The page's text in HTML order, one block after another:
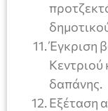
Έγκριση
Κεντριού
δαπάνης.
Εξέταση